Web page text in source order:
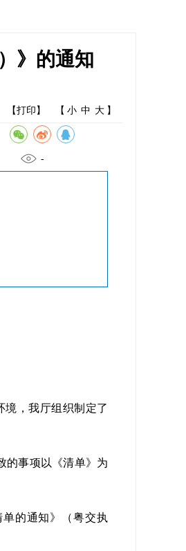
》的通知
【打印】 【 小 中 大 】
-
境，我厅组织制定了
的事项以《清单》为
的通知》（粤交执